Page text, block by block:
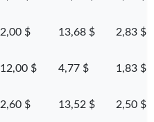
2,00 $ 13,68 $ 2,83 $
12,00 $ 4,77 $ 1,83 $
2,60 $ 13,52 $ 2,50 $